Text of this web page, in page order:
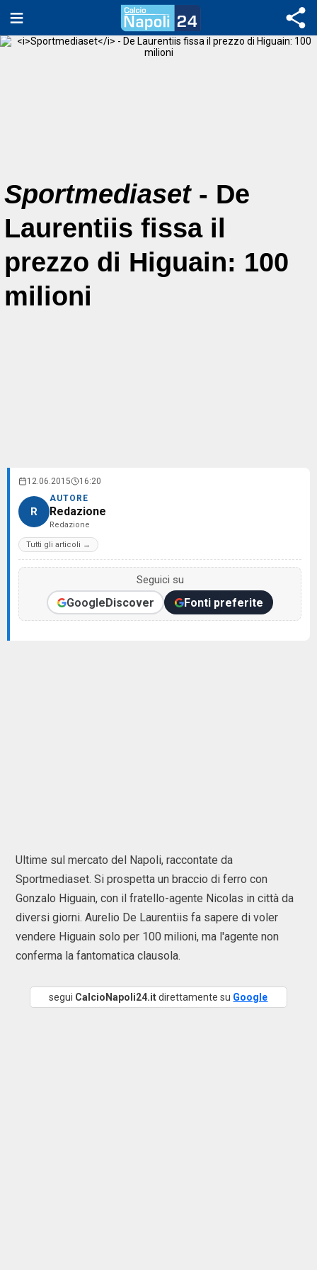
Sportmediaset- De
Laurentiis fissa il
prezzo di Higuain: 100
milioni
12.06.2015 16:20
R
AUTORE
Redazione
Redazione
Tutti gli articoli →
Seguici su
GoogleDiscover Fonti preferite
Ultime sul mercato del Napoli, raccontate da
Sportmediaset. Si prospetta un braccio di ferro con
Gonzalo Higuain, con il fratello-agente Nicolas in città da
diversi giorni. Aurelio De Laurentiis fa sapere di voler
vendere Higuain solo per 100 milioni, ma l'agente non
conferma la fantomatica clausola.
segui CalcioNapoli24.itdirettamente su Google